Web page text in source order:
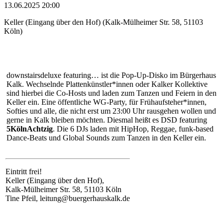
13.06.2025 20:00
Keller (Eingang über den Hof) (Kalk-Mülheimer Str. 58, 51103
Köln)
downstairsdeluxe featuring… ist die Pop-Up-Disko im Bürgerhaus
Kalk. Wechselnde Plattenkünstler*innen oder Kalker Kollektive
sind hierbei die Co-Hosts und laden zum Tanzen und Feiern in den
Keller ein. Eine öffentliche WG-Party, für Frühaufsteher*innen,
Softies und alle, die nicht erst um 23:00 Uhr rausgehen wollen und
gerne in Kalk bleiben möchten. Diesmal heißt es DSD featuring
5KölnAchtzig. Die 6 DJs laden mit HipHop, Reggae, funk-based
Dance-Beats und Global Sounds zum Tanzen in den Keller ein.
Eintritt frei!
Keller (Eingang über den Hof),
Kalk-Mülheimer Str. 58, 51103 Köln
Tine Pfeil, leitung@buergerhauskalk.de